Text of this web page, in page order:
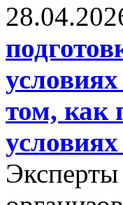
том, как
Эксперты